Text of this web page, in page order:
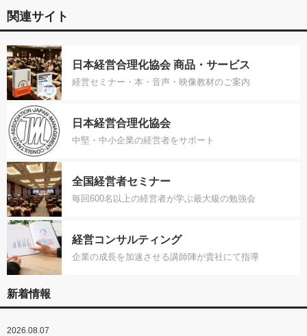
関連サイト
日本経営合理化協会 商品・サービス
経営セミナー・本・音声・映像教材のご案内
日本経営合理化協会
中堅・中小企業の経営者をサポート
全国経営者セミナー
毎回600名以上の経営者が学ぶ最大級の勉強会
経営コンサルティング
企業の成長を加速させる講師陣が貴社にて指導
新着情報
2026.08.07